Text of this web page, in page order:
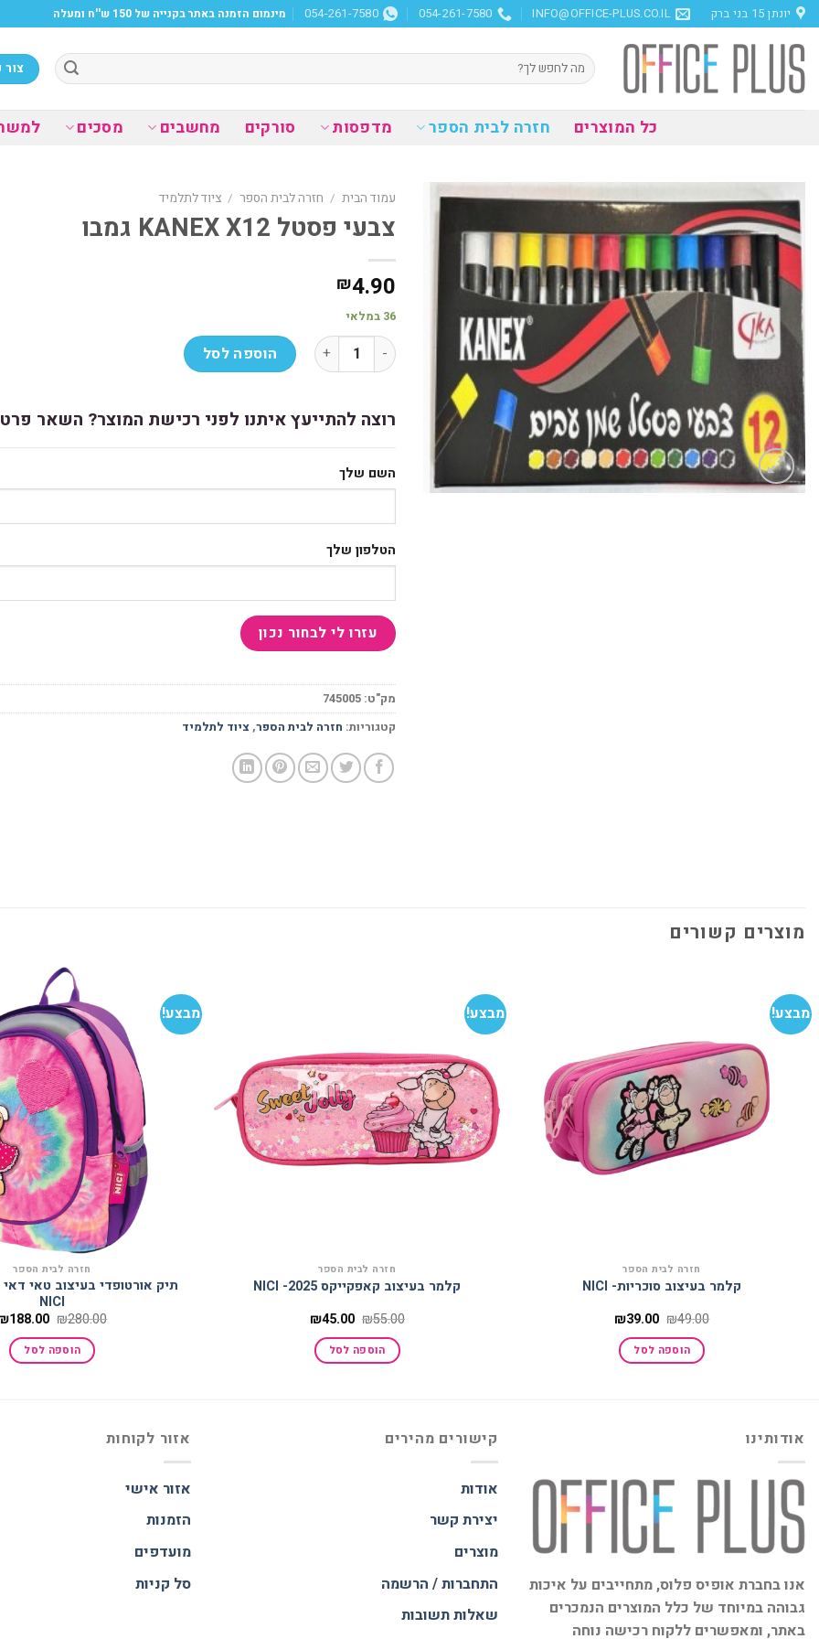
Skip
to
content
יונתן 15 בני ברק INFO@OFFICE-PLUS.CO.IL
054-261-7580
054-261-7580 מינמום הזמנה באתר בקנייה של 150 ש''ח ומעלה
חיפוש
עבור:
כל המוצרים חזרה לבית הספר מדפסות סורקים מחשבים מסכים
למועדפים
עמוד הבית / חזרה לבית הספר / ציוד לתלמיד
צבעי פסטל KANEX X12 גמבו
₪4.90
36 במלאי
כמות של צבעי פסטל KANEX X12 גמבו הוספה לסל
רוצה להתייעץ איתנו לפני רכישת המוצר? השאר
השם שלך
הטלפון שלך
מק"ט: 745005
קטגוריות: חזרה לבית הספר,ציוד לתלמיד
מוצרים קשורים
מבצע!
חזרה לבית הספר
קלמר בעיצוב סוכריות- NICI
₪49.00 המחיר
היה:
₪49.00.
₪39.00 המחיר
הוספה לסל
מבצע!
חזרה לבית הספר
קלמר בעיצוב קאפקייקס 2025- NICI
₪55.00 המחיר
היה:
₪55.00.
₪45.00
הוספה לסל
מבצע!
חזרה לבית הספר
תיק אורטופדי בעיצוב טאי
NICI
₪280.00 המחיר
היה:
₪280.00.
188.00
הוספה לסל
אודותינו
אנו בחברת אופיס פלוס, מתחייבים על איכות
גבוהה במיוחד של כלל המוצרים הנמכרים
באתר, ומאפשרים ללקוח רכישה נוחה
קישורים מהירים
אודות
יצירת קשר
מוצרים
התחברות / הרשמה
שאלות תשובות
אזור לקוחות
אזור אישי
הזמנות
מועדפים
סל קניות